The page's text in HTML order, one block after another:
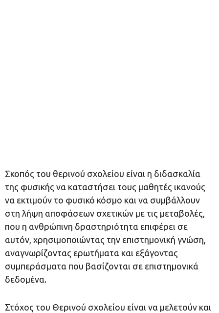
Σκοπός του θερινού σχολείου είναι η διδασκαλία
της φυσικής να καταστήσει τους μαθητές ικανούς
να εκτιμούν το φυσικό κόσμο και να συμβάλλουν
στη λήψη αποφάσεων σχετικών με τις μεταβολές,
που η ανθρώπινη δραστηριότητα επιφέρει σε
αυτόν, χρησιμοποιώντας την επιστημονική γνώση,
αναγνωρίζοντας ερωτήματα και εξάγοντας
συμπεράσματα που βασίζονται σε επιστημονικά
δεδομένα.
Στόχος του Θερινού σχολείου είναι να μελετούν και